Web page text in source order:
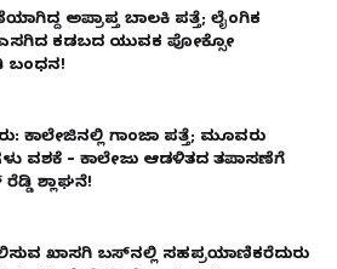
ಅಪ್ರಾಪ್ತ ಬಾಲಕಿ ಪತ್ತೆ; ಲೈಂಗಿಕ
ಕಡಬದ ಯುವಕ ಪೋಕ್ಸೋ
ಬಂಧನ!
ಕಾಲೇಜಿನಲ್ಲಿ ಗಾಂಜಾ ಪತ್ತೆ; ಮೂವರು
ವಶಕ್ಕೆ – ಕಾಲೇಜು ಆಡಳಿತದ ತಪಾಸಣೆಗೆ
ಶ್ಲಾಘನೆ!
ಖಾಸಗಿ ಬಸ್‌ನಲ್ಲಿ ಸಹಪ್ರಯಾಣಿಕರೆದುರು